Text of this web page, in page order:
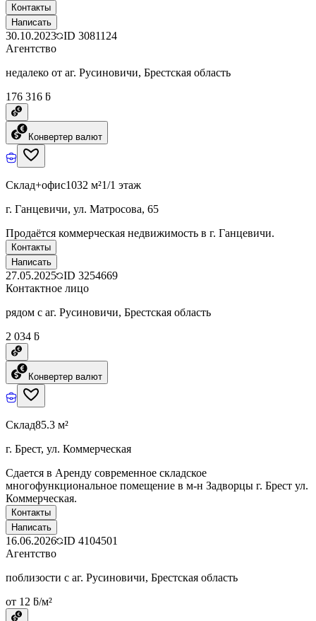
Контакты
Написать
30.10.2023 ID 3081124
Агентство
недалеко от аг. Русиновичи, Брестская область
176 316 ƃ
Конвертер валют
Склад+офис1032 м²1/1 этаж
г. Ганцевичи, ул. Матросова, 65
Продаётся коммерческая недвижимость в г. Ганцевичи.
Контакты
Написать
27.05.2025 ID 3254669
Контактное лицо
рядом с аг. Русиновичи, Брестская область
2 034 ƃ
Конвертер валют
Склад85.3 м²
г. Брест, ул. Коммерческая
Сдается в Аренду современное складское
многофункциональное помещение в м-н Задворцы г. Брест ул.
Коммерческая.
Контакты
Написать
16.06.2026 ID 4104501
Агентство
поблизости с аг. Русиновичи, Брестская область
от 12 ƃ/м²